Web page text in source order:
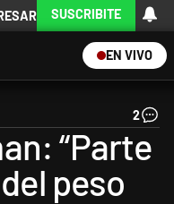
SUSCRIBITE
EN VIVO
2
“Parte
peso